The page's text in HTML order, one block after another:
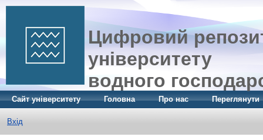
Цифровий
університету
водного
Сайт університету Головна Про нас Переглянути
Вхід